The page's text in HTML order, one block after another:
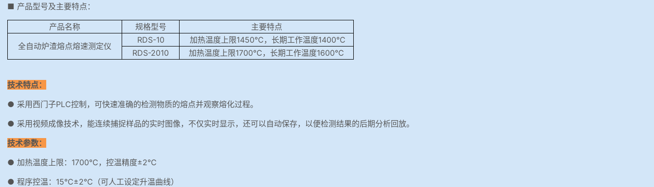
■ 产品型号及主要特点：
产品名称 规格型号
主要特点
全自动炉渣熔点熔速测定仪
RDS-10
加热温度上限1450℃，长期工作温度1400℃
RDS-2010
加热温度上限1700℃，长期工作温度1600℃
技术特点：
● 采用西门子PLC控制，可快速准确的检测物质的熔点并观察熔化过程。
● 采用视频成像技术，能连续捕捉样品的实时图像，不仅实时显示，还可以自动保存，以便检测结果的后期分析回放。
技术参数：
● 加热温度上限：1700℃，控温精度±2℃
● 程序控温：15℃±2℃（可人工设定升温曲线）